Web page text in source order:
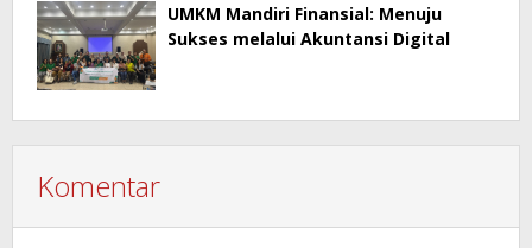
UMKM Mandiri Finansial: Menuju
Sukses melalui Akuntansi Digital
Komentar